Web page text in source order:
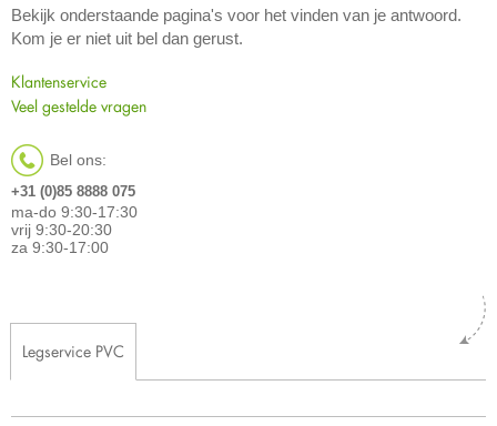
Bekijk onderstaande pagina's voor het vinden van je antwoord.
Kom je er niet uit bel dan gerust.
Klantenservice
Veel gestelde vragen
Bel ons:
+31 (0)85 8888 075
ma-do 9:30-17:30
vrij 9:30-20:30
za 9:30-17:00
Legservice PVC